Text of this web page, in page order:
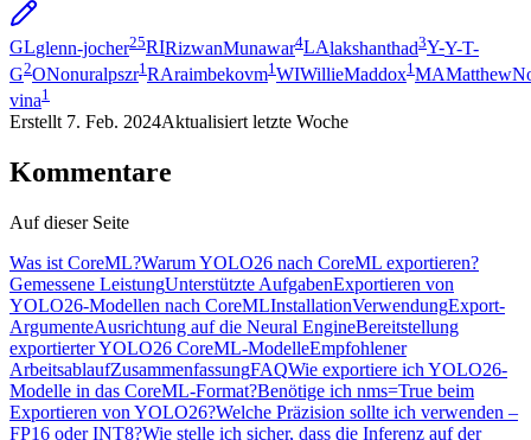
GLglenn-jocher25RIRizwanMunawar4LAlakshanthad3Y-Y-T-
G2ONonuralpszr1 RAraimbekovm1 WIWillieMaddox1 MA
vina1
Erstellt 7. Feb. 2024Aktualisiert letzte Woche
Kommentare
Auf dieser Seite
Was ist CoreML?Warum YOLO26 nach CoreML exportieren?
Gemessene LeistungUnterstützte AufgabenExportieren von
YOLO26-Modellen nach CoreMLInstallationVerwendungExport-
ArgumenteAusrichtung auf die Neural EngineBereitstellung
exportierter YOLO26 CoreML-ModelleEmpfohlener
ArbeitsablaufZusammenfassungFAQWie exportiere ich YOLO26-
Modelle in das CoreML-Format?Benötige ich nms=True beim
Exportieren von YOLO26?Welche Präzision sollte ich verwenden –
FP16 oder INT8?Wie stelle ich sicher, dass die Inferenz auf der